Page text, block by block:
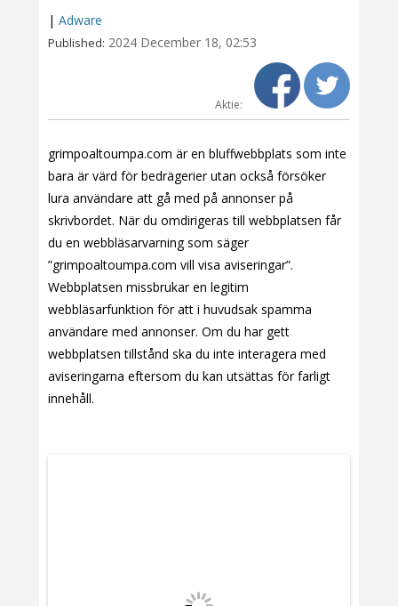
| Adware
Published: 2024 December 18, 02:53
Aktie:
grimpoaltoumpa.com är en bluffwebbplats som inte
bara är värd för bedrägerier utan också försöker
lura användare att gå med på annonser på
skrivbordet. När du omdirigeras till webbplatsen får
du en webbläsarvarning som säger
”grimpoaltoumpa.com vill visa aviseringar”.
Webbplatsen missbrukar en legitim
webbläsarfunktion för att i huvudsak spamma
användare med annonser. Om du har gett
webbplatsen tillstånd ska du inte interagera med
aviseringarna eftersom du kan utsättas för farligt
innehåll.